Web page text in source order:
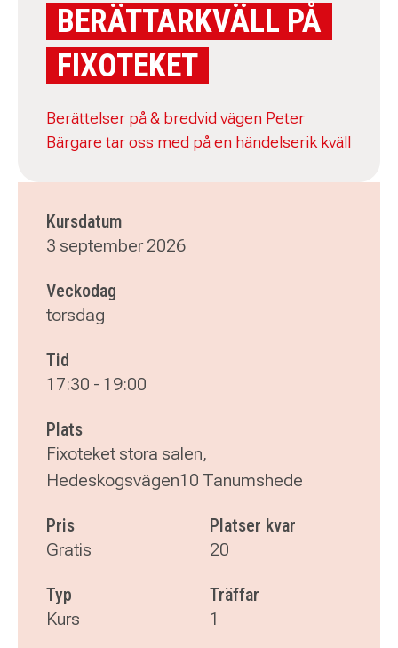
BERÄTTARKVÄLL PÅ
FIXOTEKET
Berättelser på & bredvid vägen Peter
Bärgare tar oss med på en händelserik kväll
Kursdatum
3 september 2026
Veckodag
torsdag
Tid
17:30 - 19:00
Plats
Fixoteket stora salen,
Hedeskogsvägen10 Tanumshede
Pris
Gratis
Platser kvar
20
Typ
Kurs
Träffar
1